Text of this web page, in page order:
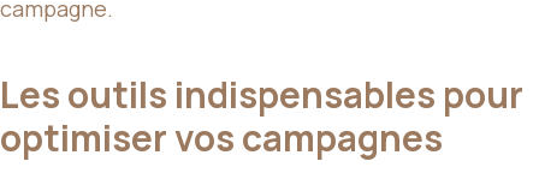
campagne.
Les outils indispensables pour
optimiser vos campagnes